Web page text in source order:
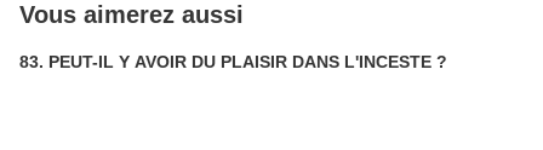
Vous aimerez aussi
83. PEUT-IL Y AVOIR DU PLAISIR DANS L'INCESTE ?